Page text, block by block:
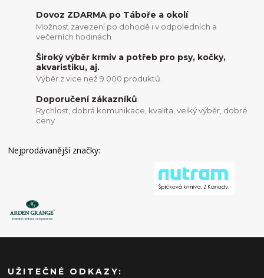
Dovoz ZDARMA po Táboře a okolí
Možnost zavezení po dohodě i v odpoledních a
večerních hodinách
Široký výběr krmiv a potřeb pro psy, kočky,
akvaristiku, aj.
Výběr z vice než 9 000 produktů.
Doporučení zákazníků
Rychlost, dobrá komunikace, kvalita, velký výběr, dobré
ceny
Nejprodávanější značky:
UŽITEČNÉ ODKAZY: